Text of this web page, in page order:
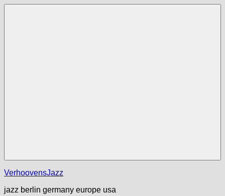
Zum
VerhoovensJazz
jazz berlin germany europe usa